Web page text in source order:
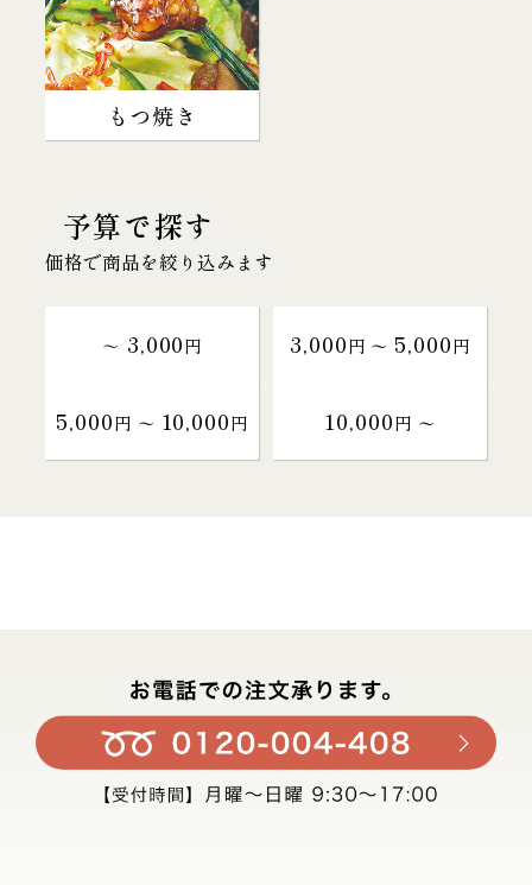
もつ焼き
予算で探す
価格で商品を絞り込みます
～ 3,000円 3,000円 〜 5,000円
5,000円 〜 10,000円 10,000円 〜